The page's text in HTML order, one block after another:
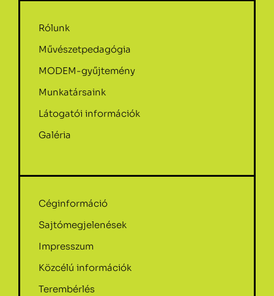
Rólunk
Művészetpedagógia
MODEM-gyűjtemény
Munkatársaink
Látogatói információk
Galéria
Céginformáció
Sajtómegjelenések
Impresszum
Közcélú információk
Terembérlés